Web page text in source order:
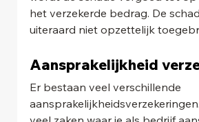
het verzekerde bedrag. De
uiteraard niet opzettelijk
Aansprakelijkheid
Er bestaan veel verschillende